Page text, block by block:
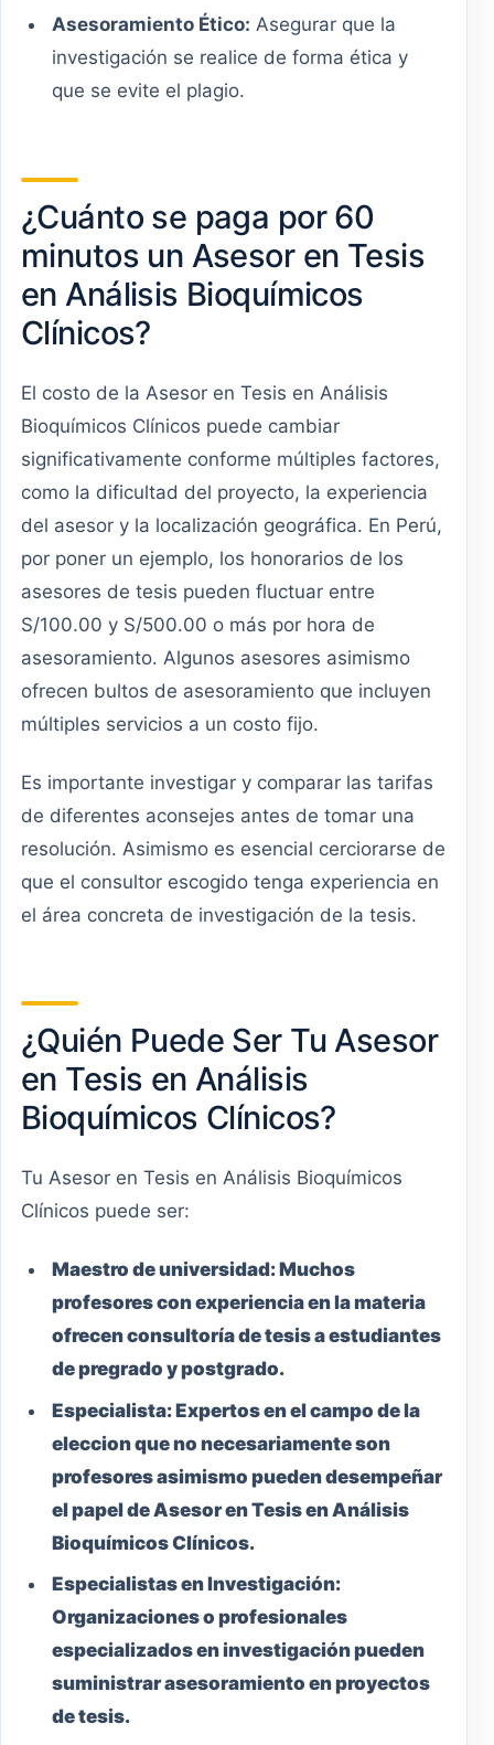
Asesoramiento Ético: Asegurar que la
investigación se realice de forma ética y
que se evite el plagio.
¿Cuánto se paga por 60
minutos un Asesor en Tesis
en Análisis Bioquímicos
Clínicos?
El costo de la Asesor en Tesis en Análisis
Bioquímicos Clínicos puede cambiar
significativamente conforme múltiples factores,
como la dificultad del proyecto, la experiencia
del asesor y la localización geográfica. En Perú,
por poner un ejemplo, los honorarios de los
asesores de tesis pueden fluctuar entre
S/100.00 y S/500.00 o más por hora de
asesoramiento. Algunos asesores asimismo
ofrecen bultos de asesoramiento que incluyen
múltiples servicios a un costo fijo.
Es importante investigar y comparar las tarifas
de diferentes aconsejes antes de tomar una
resolución. Asimismo es esencial cerciorarse de
que el consultor escogido tenga experiencia en
el área concreta de investigación de la tesis.
¿Quién Puede Ser Tu Asesor
en Tesis en Análisis
Bioquímicos Clínicos?
Tu Asesor en Tesis en Análisis Bioquímicos
Clínicos puede ser:
Maestrode universidad:Muchos
profesores con experiencia en la materia
ofrecen consultoría de tesis a estudiantes
de pregrado y postgrado.
Especialista:Expertos en el campo de la
eleccion que no necesariamente son
profesores asimismo pueden desempeñar
el papel de Asesor en Tesis en Análisis
Bioquímicos Clínicos.
Especialistas en Investigación:
Organizaciones o profesionales
especializados en investigación pueden
suministrar asesoramiento en proyectos
de tesis.